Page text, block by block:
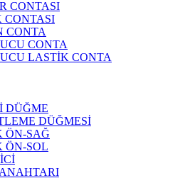
CONTASI
CONTASI
CONTA
CONTA
LASTİK CONTA
DÜĞME
DÜĞMESİ
ÖN-SAĞ
SOL